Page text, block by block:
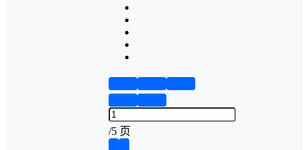
/5 页